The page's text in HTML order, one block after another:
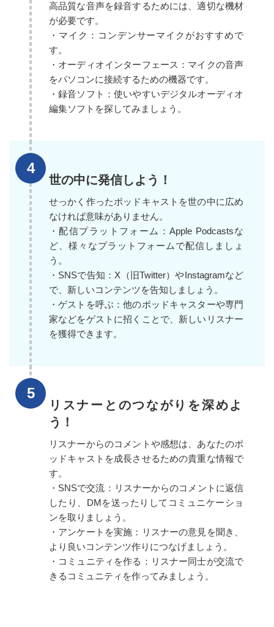
高品質な音声を録音するためには、適切な機材
が必要です。
・マイク：コンデンサーマイクがおすすめで
す。
・オーディオインターフェース：マイクの音声
をパソコンに接続するための機器です。
・録音ソフト：使いやすいデジタルオーディオ
編集ソフトを探してみましょう。
世の中に発信しよう！
せっかく作ったポッドキャストを世の中に広め
なければ意味がありません。
・配信プラットフォーム：Apple Podcastsな
ど、様々なプラットフォームで配信しましょ
う。
・SNSで告知：X（旧Twitter）やInstagramなど
で、新しいコンテンツを告知しましょう。
・ゲストを呼ぶ：他のポッドキャスターや専門
家などをゲストに招くことで、新しいリスナー
を獲得できます。
リスナーとのつながりを深めよ
う！
リスナーからのコメントや感想は、あなたのポ
ッドキャストを成長させるための貴重な情報で
す。
・SNSで交流：リスナーからのコメントに返信
したり、DMを送ったりしてコミュニケーショ
ンを取りましょう。
・アンケートを実施：リスナーの意見を聞き、
より良いコンテンツ作りにつなげましょう。
・コミュニティを作る：リスナー同士が交流で
きるコミュニティを作ってみましょう。